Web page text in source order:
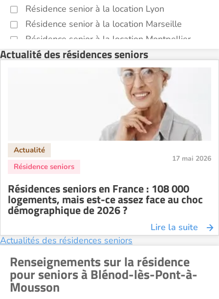
Résidence senior à la location Lyon
Résidence senior à la location Marseille
Résidence senior à la location Montpellier
Résidence senior à la location Montélimar
Résidence senior à la location Nantes
Résidence senior à la location Nîmes
Résidence senior à la location Orléans
Résidence senior à la location Perpignan
Résidence senior à la location Reims
Résidence senior à la location Rennes
Résidence senior à la location Strasbourg
Recherche par ville
Actualité des résidences seniors
17 mai 2026
Résidences seniors en France : 108 000
logements, mais est-ce assez face au choc
démographique de 2026 ?
Lire la suite
Actualités des résidences seniors
Renseignements sur la résidence
pour seniors à Blénod-lès-Pont-à-
Mousson